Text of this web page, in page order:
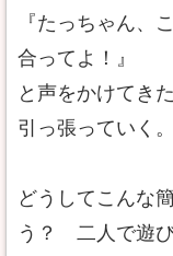
『たっちゃん、
合ってよ！』
と声をかけてき
引っ張っていく。
どうしてこんな
う？ 二人で遊